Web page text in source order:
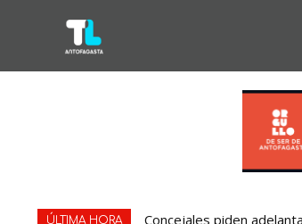
ÚLTIMA HORA Concejales piden